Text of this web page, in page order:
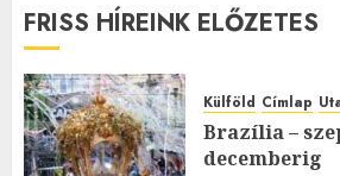
FRISS HÍREINK ELŐZETES
Külföld Címlap
Brazília –
decemberig